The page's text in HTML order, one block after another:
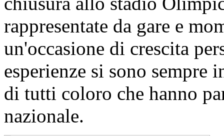
rappresentate da gare e
un'occasione di crescita
esperienze si sono sempre
di tutti coloro che hanno
nazionale.